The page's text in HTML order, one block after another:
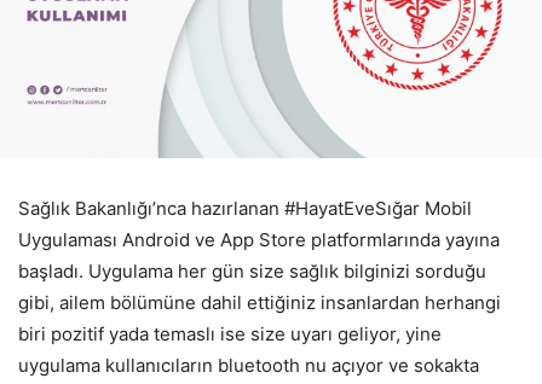
Sağlık Bakanlığı’nca hazırlanan #HayatEveSığar Mobil
Uygulaması Android ve App Store platformlarında yayına
başladı. Uygulama her gün size sağlık bilginizi sorduğu
gibi, ailem bölümüne dahil ettiğiniz insanlardan herhangi
biri pozitif yada temaslı ise size uyarı geliyor, yine
uygulama kullanıcıların bluetooth nu açıyor ve sokakta